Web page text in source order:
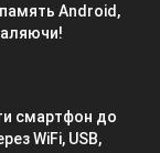
память Android,
смартфон до
WiFi, USB,